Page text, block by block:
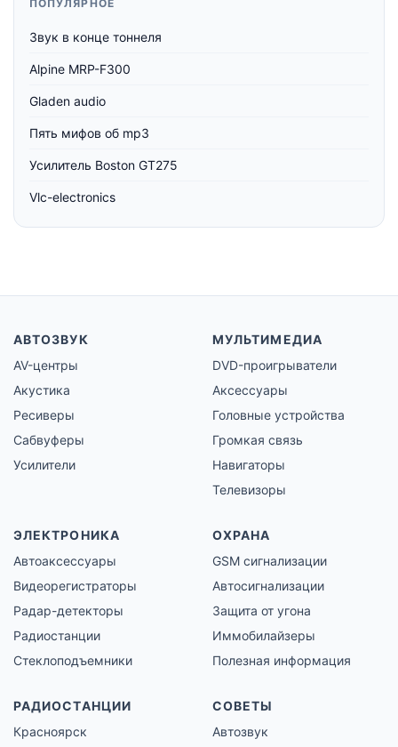
ПОПУЛЯРНОЕ
Звук в конце тоннеля
Alpine MRP-F300
Gladen audio
Пять мифов об mp3
Усилитель Boston GT275
Vlc-electronics
АВТОЗВУК
AV-центры
Акустика
Ресиверы
Сабвуферы
Усилители
МУЛЬТИМЕДИА
DVD-проигрыватели
Аксессуары
Головные устройства
Громкая связь
Навигаторы
Телевизоры
ЭЛЕКТРОНИКА
Автоаксессуары
Видеорегистраторы
Радар-детекторы
Радиостанции
Стеклоподъемники
ОХРАНА
GSM сигнализации
Автосигнализации
Защита от угона
Иммобилайзеры
Полезная информация
РАДИОСТАНЦИИ
Красноярск
СОВЕТЫ
Автозвук